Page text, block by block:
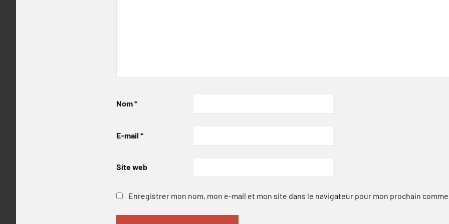
Nom*
E-mail *
Site web
Enregistrer mon nom, mon e-mail et mon site dans le navigateur pour mon prochain